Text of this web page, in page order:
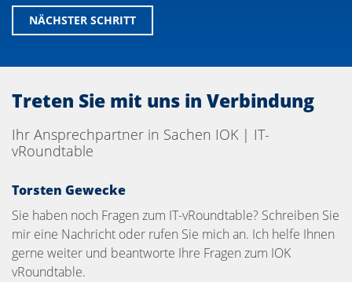
NÄCHSTER SCHRITT
Treten Sie mit uns in Verbindung
Ihr Ansprechpartner in Sachen IOK | IT-
vRoundtable
Torsten Gewecke
Sie haben noch Fragen zum IT-vRoundtable? Schreiben Sie
mir eine Nachricht oder rufen Sie mich an. Ich helfe Ihnen
gerne weiter und beantworte Ihre Fragen zum IOK
vRoundtable.